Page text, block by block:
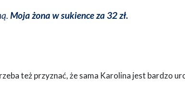
Moja żona w sukience za 32 zł.
też przyznać, że sama Karolina jest bardzo